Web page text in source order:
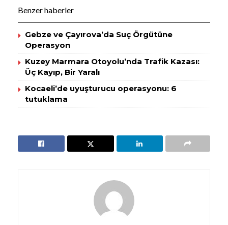
Benzer haberler
Gebze ve Çayırova’da Suç Örgütüne
Operasyon
Kuzey Marmara Otoyolu’nda Trafik Kazası:
Üç Kayıp, Bir Yaralı
Kocaeli’de uyuşturucu operasyonu: 6
tutuklama